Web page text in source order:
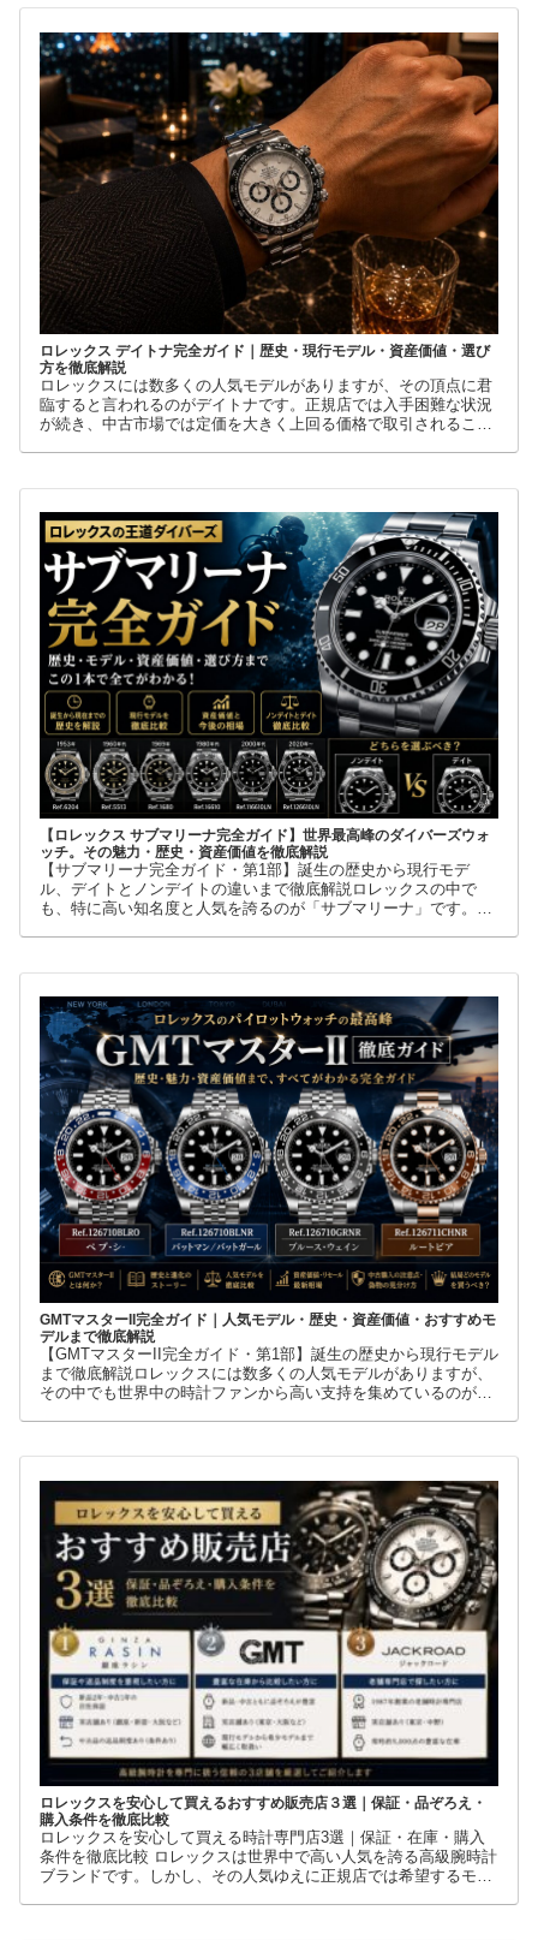
ロレックス デイトナ完全ガイド｜歴史・現行モデル・資産価値・選び
方を徹底解説
ロレックスには数多くの人気モデルがありますが、その頂点に君
臨すると言われるのがデイトナです。正規店では入手困難な状況
が続き、中古市場では定価を大きく上回る価格で取引されること
【ロレックス サブマリーナ完全ガイド】世界最高峰のダイバーズウォ
ッチ。その魅力・歴史・資産価値を徹底解説
【サブマリーナ完全ガイド・第1部】誕生の歴史から現行モデ
ル、デイトとノンデイトの違いまで徹底解説ロレックスの中で
も、特に高い知名度と人気を誇るのが「サブマリーナ」です。高
GMTマスターII完全ガイド｜人気モデル・歴史・資産価値・おすすめモ
デルまで徹底解説
【GMTマスターII完全ガイド・第1部】誕生の歴史から現行モデル
まで徹底解説ロレックスには数多くの人気モデルがありますが、
その中でも世界中の時計ファンから高い支持を集めているのが
ロレックスを安心して買えるおすすめ販売店３選｜保証・品ぞろえ・
購入条件を徹底比較
ロレックスを安心して買える時計専門店3選｜保証・在庫・購入
条件を徹底比較 ロレックスは世界中で高い人気を誇る高級腕時計
ブランドです。しかし、その人気ゆえに正規店では希望するモデ